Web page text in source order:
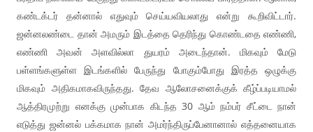
கண்டக்டர் தன்னால் எதுவும் செய்யவியலாது என்று கூறிவிட்டார்.
ஜன்னலண்டை தான் அமரும் இடத்தை தெரிந்து கொண்டதை எண்ணி,
எண்ணி அவன் அளவில்லா துயரம் அடைந்தான். மிகவும் மேடு
பள்ளங்களுள்ள இடங்களில் பேருந்து போகும்போது இரத்த ஒழுக்கு
மிகவும் அதிகமாகவிருந்தது. தேவ ஆலோசனைக்குக் கீழ்ப்படியாமல்
ஆத்திரமுற்று எனக்கு முன்பாக கிடந்த 30 ஆம் நம்பர் சீட்டை நான்
எடுத்து ஜன்னல் பக்கமாக நான் அமர்ந்திருப்பேனானால் எத்தனையாக